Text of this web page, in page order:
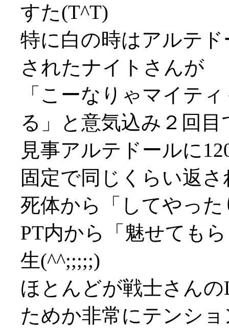
すた(T^T)
特に白の時はアルテ
されたナイトさんが
「こーなりゃマイテ
る」と意気込み２回
見事アルテドールに
固定で同じくらい返
死体から「してやっ
PT内から「魅せても
生(^^;;;;;)
ほとんどが戦士さん
ためか非常にテンシ